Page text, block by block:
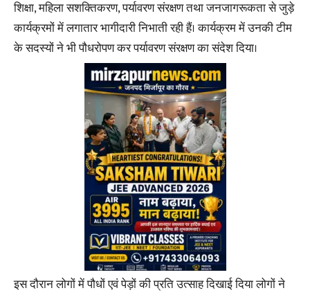
शिक्षा, महिला सशक्तिकरण, पर्यावरण संरक्षण तथा जनजागरूकता से जुड़े
कार्यक्रमों में लगातार भागीदारी निभाती रही हैं। कार्यक्रम में उनकी टीम
के सदस्यों ने भी पौधरोपण कर पर्यावरण संरक्षण का संदेश दिया।
इस दौरान लोगों में पौधों एवं पेड़ों की प्रति उत्साह दिखाई दिया लोगों ने